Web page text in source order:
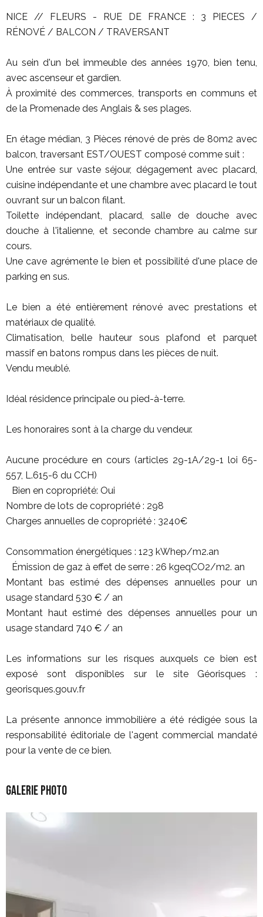
NICE // FLEURS - RUE DE FRANCE : 3 PIECES /
RÉNOVÉ / BALCON / TRAVERSANT
Au sein d'un bel immeuble des années 1970, bien tenu,
avec ascenseur et gardien.
À proximité des commerces, transports en communs et
de la Promenade des Anglais & ses plages.
En étage médian, 3 Pièces rénové de près de 80m2 avec
balcon, traversant EST/OUEST composé comme suit :
Une entrée sur vaste séjour, dégagement avec placard,
cuisine indépendante et une chambre avec placard le tout
ouvrant sur un balcon filant.
Toilette indépendant, placard, salle de douche avec
douche à l'italienne, et seconde chambre au calme sur
cours.
Une cave agrémente le bien et possibilité d'une place de
parking en sus.
Le bien a été entièrement rénové avec prestations et
matériaux de qualité.
Climatisation, belle hauteur sous plafond et parquet
massif en batons rompus dans les pièces de nuit.
Vendu meublé.
Idéal résidence principale ou pied-à-terre.
Les honoraires sont à la charge du vendeur.
Aucune procédure en cours (articles 29-1A/29-1 loi 65-
557, L.615-6 du CCH)
Bien en copropriété: Oui
Nombre de lots de copropriété : 298
Charges annuelles de copropriété : 3240€
Consommation énergétiques : 123 kWhep/m2.an
Émission de gaz à effet de serre : 26 kgeqCO2/m2. an
Montant bas estimé des dépenses annuelles pour un
usage standard 530 € / an
Montant haut estimé des dépenses annuelles pour un
usage standard 740 € / an
Les informations sur les risques auxquels ce bien est
exposé sont disponibles sur le site Géorisques :
georisques.gouv.fr
La présente annonce immobilière a été rédigée sous la
responsabilité éditoriale de l'agent commercial mandaté
pour la vente de ce bien.
Galerie photo